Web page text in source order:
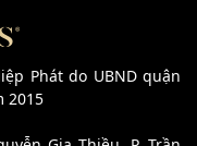
Phát do UBND quận
2015